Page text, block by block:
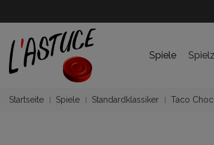
Spiele
Startseite Spiele Standardklassiker Taco